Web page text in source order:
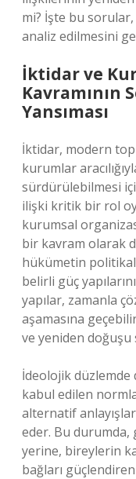
mi? İşte bu sorular,
analiz edilmesini
İktidar ve
Kavramının
Yansıması
İktidar, modern
kurumlar
sürdürülebilmesi
ilişki kritik bir rol
kurumsal
bir kavram olarak
hükümetin
belirli güç
yapılar, zamanla
aşamasına
ve yeniden doğuşu
İdeolojik düzlemde
kabul edilen
alternatif
eder. Bu durumda,
yerine, bireylerin
bağları